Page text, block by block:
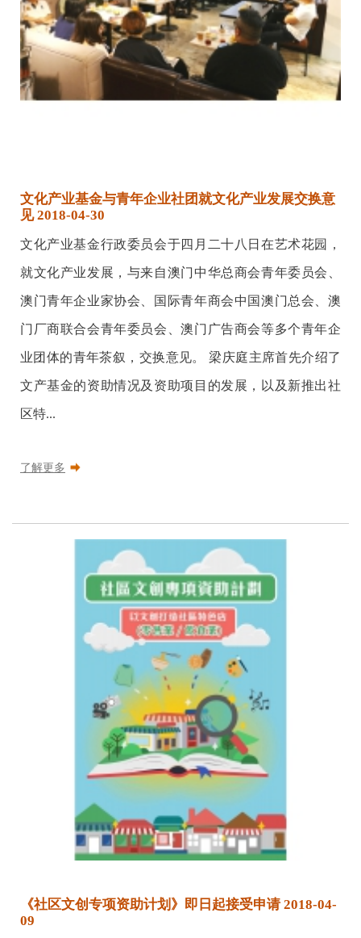
文化产业基金与青年企业社团就文化产业发展交换意
见 2018-04-30
文化产业基金行政委员会于四月二十八日在艺术花园，
就文化产业发展，与来自澳门中华总商会青年委员会、
澳门青年企业家协会、国际青年商会中国澳门总会、澳
门厂商联合会青年委员会、澳门广告商会等多个青年企
业团体的青年茶叙，交换意见。 梁庆庭主席首先介绍了
文产基金的资助情况及资助项目的发展，以及新推出社
区特...
了解更多
《社区文创专项资助计划》即日起接受申请 2018-04-
09